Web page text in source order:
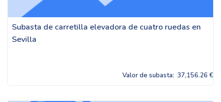
Subasta de carretilla elevadora de cuatro ruedas en
Sevilla
Valor de subasta: 37,156.26 €